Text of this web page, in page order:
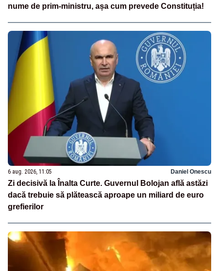
nume de prim-ministru, așa cum prevede Constituția!
6 aug. 2026, 11:05 Daniel Onescu
Zi decisivă la Înalta Curte. Guvernul Bolojan află astăzi
dacă trebuie să plătească aproape un miliard de euro
grefierilor